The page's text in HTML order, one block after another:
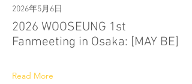
2026年5月6日
2026 WOOSEUNG 1st
Fanmeeting in Osaka: [MAY BE]
Read More